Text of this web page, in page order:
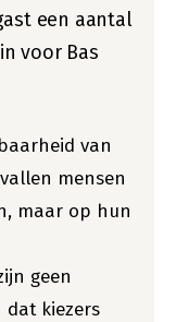
een aantal
voor Bas
van
mensen
maar op hun
geen
dat kiezers